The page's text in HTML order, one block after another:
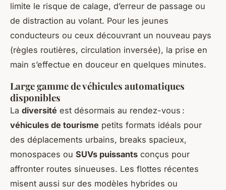
limite le risque de calage, d’erreur de passage ou
de distraction au volant. Pour les jeunes
conducteurs ou ceux découvrant un nouveau pays
(règles routières, circulation inversée), la prise en
main s’effectue en douceur en quelques minutes.
Large gamme de véhicules automatiques
disponibles
La diversité est désormais au rendez-vous :
véhicules de tourisme petits formats idéals pour
des déplacements urbains, breaks spacieux,
monospaces ou SUVs puissants conçus pour
affronter routes sinueuses. Les flottes récentes
misent aussi sur des modèles hybrides ou